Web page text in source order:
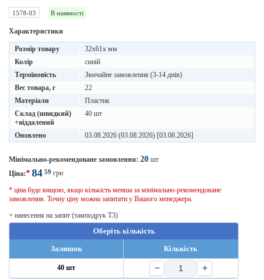
1578-03 В наявності
Характеристики
Розмір товару
32х61х мм
Колір
синій
Терміновість
Звичайне замовлення (3-14 днів)
Вес товара, г
22
Матеріали
Пластик
Склад (швидкий)
+віддалений
40 шт
Оновлено 03.08.2026 (03.08.2026) [03.08.2026]
Мінімально-рекомендоване замовлення: 20 шт
Ціна:* 84 59 грн
* ціна буде вищою, якщо кількість менша за мінімально-рекомендоване
замовлення. Точну ціну можна запитати у Вашого менеджера.
+ нанесення на запит (тамподрук T3)
Оберіть кількість
Залишок
Кількість
40 шт − +